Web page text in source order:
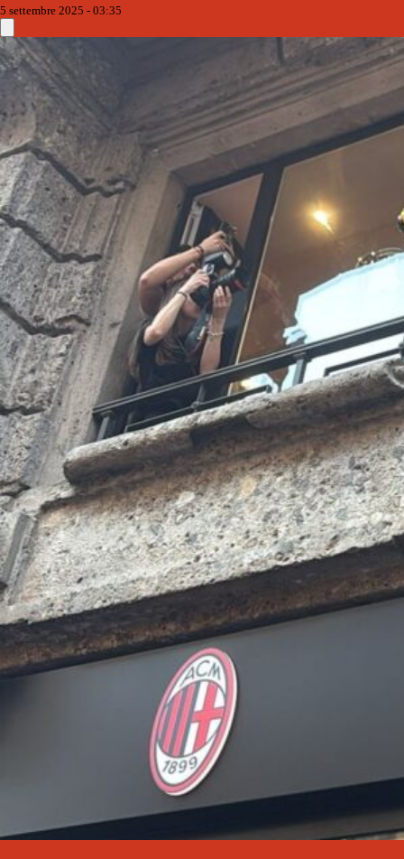
5 settembre 2025 - 03:35